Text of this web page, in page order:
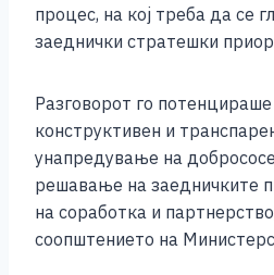
процес, на кој треба да се
заеднички стратешки
Разговорот го
конструктивен и
унапредување на
решавање на заедничките
на соработка и
соопштението на